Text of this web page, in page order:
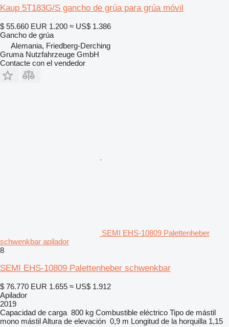
Kaup 5T183G/S gancho de grúa para grúa móvil
$ 55.660 EUR 1.200 ≈ US$ 1.386
Gancho de grúa
Alemania, Friedberg-Derching
Gruma Nutzfahrzeuge GmbH
Contacte con el vendedor
SEMI EHS-10809 Palettenheber
schwenkbar apilador
8
SEMI EHS-10809 Palettenheber schwenkbar
$ 76.770 EUR 1.655 ≈ US$ 1.912
Apilador
2019
Capacidad de carga 800 kg Combustible eléctrico Tipo de mástil
mono mástilAltura de elevación 0,9 m Longitud de la horquilla 1,15